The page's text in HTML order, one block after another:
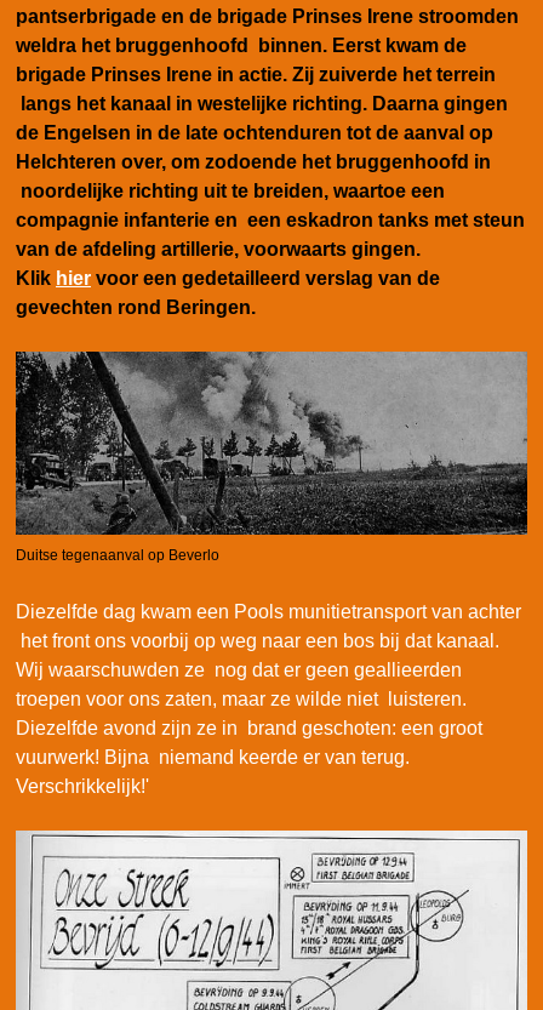
pantserbrigade en de brigade Prinses Irene stroomden
weldra het bruggenhoofd binnen. Eerst kwam de
brigade Prinses Irene in actie. Zij zuiverde het terrein
langs het kanaal in westelijke richting. Daarna gingen
de Engelsen in de late ochtenduren tot de aanval op
Helchteren over, om zodoende het bruggenhoofd in
noordelijke richting uit te breiden, waartoe een
compagnie infanterie en een eskadron tanks met steun
van de afdeling artillerie, voorwaarts gingen.
Klik hier voor een gedetailleerd verslag van de
gevechten rond Beringen.
Duitse tegenaanval op Beverlo
Diezelfde dag kwam een Pools munitietransport van achter
het front ons voorbij op weg naar een bos bij dat kanaal.
Wij waarschuwden ze nog dat er geen geallieerden
troepen voor ons zaten, maar ze wilde niet luisteren.
Diezelfde avond zijn ze in brand geschoten: een groot
vuurwerk! Bijna niemand keerde er van terug.
Verschrikkelijk!'